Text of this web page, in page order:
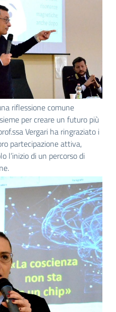
riflessione comune
per creare un futuro più
Vergari ha ringraziato i
partecipazione attiva,
l’inizio di un percorso di